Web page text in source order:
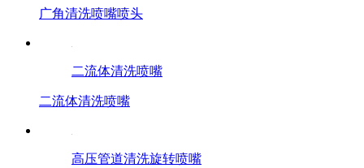
广角清洗喷嘴喷头
二流体清洗喷嘴
二流体清洗喷嘴
高压管道清洗旋转喷嘴